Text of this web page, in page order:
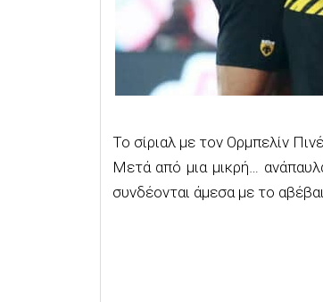
Το σίριαλ με τον Ορμπελίν
Μετά από μια μικρή…
συνδέονται άμεσα με το